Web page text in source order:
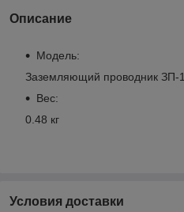
Описание
Модель:
Заземляющий проводник ЗП-1
Вес:
0.48 кг
Условия доставки